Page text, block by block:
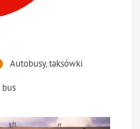
Autobusy, taksówki
bus